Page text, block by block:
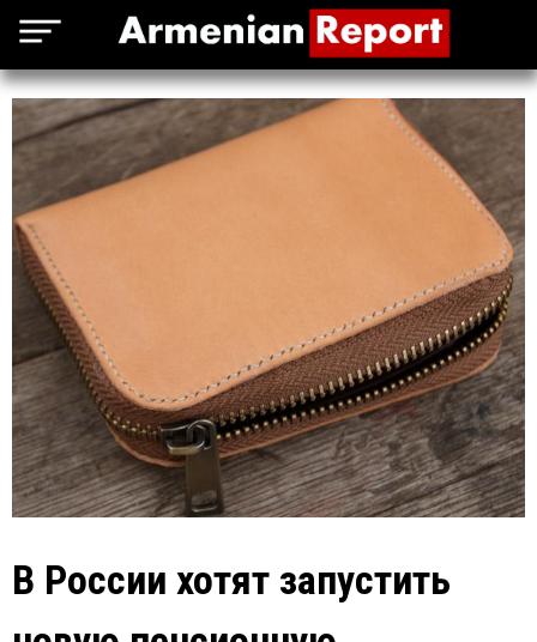
В России хотят запустить